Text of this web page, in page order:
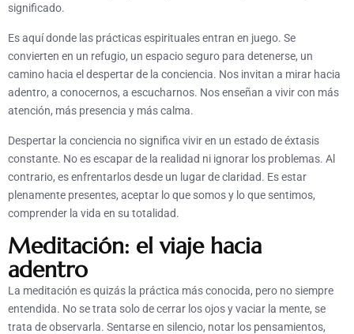
significado.
Es aquí donde las prácticas espirituales entran en juego. Se
convierten en un refugio, un espacio seguro para detenerse, un
camino hacia el despertar de la conciencia. Nos invitan a mirar hacia
adentro, a conocernos, a escucharnos. Nos enseñan a vivir con más
atención, más presencia y más calma.
Despertar la conciencia no significa vivir en un estado de éxtasis
constante. No es escapar de la realidad ni ignorar los problemas. Al
contrario, es enfrentarlos desde un lugar de claridad. Es estar
plenamente presentes, aceptar lo que somos y lo que sentimos,
comprender la vida en su totalidad.
Meditación: el viaje hacia
adentro
La meditación es quizás la práctica más conocida, pero no siempre
entendida. No se trata solo de cerrar los ojos y vaciar la mente, se
trata de observarla. Sentarse en silencio, notar los pensamientos,